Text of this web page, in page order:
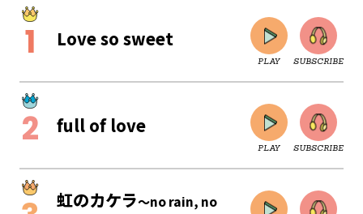
Love so sweet
PLAY SUBSCRIBE
full of love
PLAY SUBSCRIBE
虹のカケラ～no rain, no